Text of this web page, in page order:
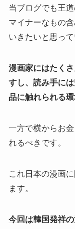
当ブログでも王
マイナーなもの
いきたいと思って
漫画家にはたく
すし、読み手に
品に触れられる
一方で横からお
れるべきです。
これ日本の漫画
ます。
今回は韓国発祥